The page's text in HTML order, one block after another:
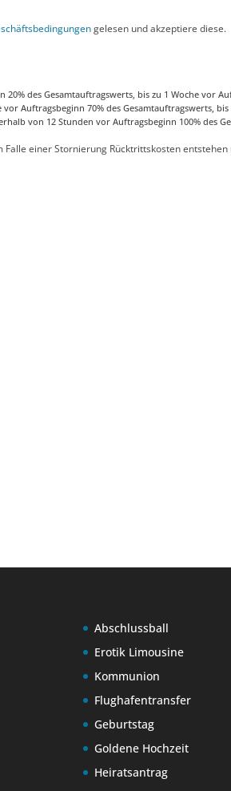
gelesen und akzeptiere diese.
20% des Gesamtauftragswerts, bis zu 1 Woche vor
vor Auftragsbeginn 70% des Gesamtauftragswerts,
von 12 Stunden vor Auftragsbeginn 100% des
Falle einer Stornierung Rücktrittskosten
Abschlussball
Erotik Limousine
Kommunion
Flughafentransfer
Geburtstag
Goldene Hochzeit
Heiratsantrag